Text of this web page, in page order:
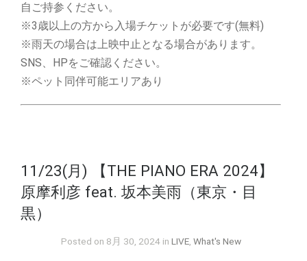
自ご持参ください。
※3歳以上の方から入場チケットが必要です(無料)
※雨天の場合は上映中止となる場合があります。
SNS、HPをご確認ください。
※ペット同伴可能エリアあり
11/23(月) 【THE PIANO ERA 2024】
原摩利彦 feat. 坂本美雨（東京・目
黒）
Posted on 8月 30, 2024 in LIVE, What's New